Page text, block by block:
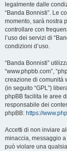
legalmente dalle
“Banda Bonnisti”. Le
momento, sarà nostra
controllare con
l’uso dei servizi di
condizioni d’uso.
“Banda Bonnisti”
“www.phpbb.com”,
creazione di comunità
(in seguito “GPL”)
phpBB facilita le aree
responsabile dei
phpBB: https://
Accetti di non inviare
minaccia, messaggio
può violare una